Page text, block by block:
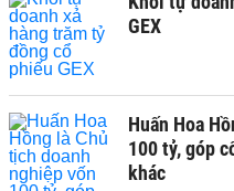
GEX
Huấn Hoa
100 tỷ, góp
khác